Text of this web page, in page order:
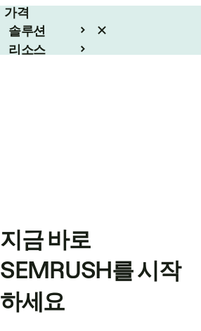
가격
솔루션
리소스
지금 바로
SEMRUSH를 시작
하세요